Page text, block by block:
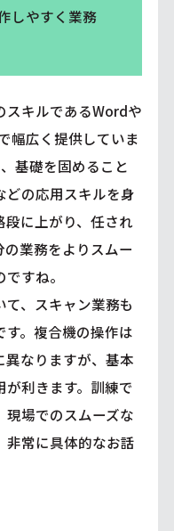
しやすく業務
スキルであるWordや
幅広く提供していま
基礎を固めること
どの応用スキルを身
に上がり、任され
業務をよりスムー
すね。
、スキャン業務も
。複合機の操作は
異なりますが、基本
利きます。訓練で
場でのスムーズな
非常に具体的なお話